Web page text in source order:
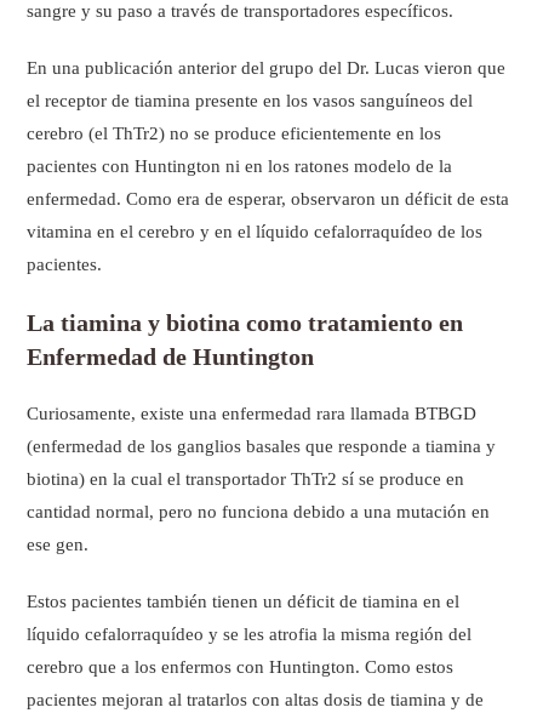
sangre y su paso a través de transportadores específicos.
En una publicación anterior del grupo del Dr. Lucas vieron que
el receptor de tiamina presente en los vasos sanguíneos del
cerebro (el ThTr2) no se produce eficientemente en los
pacientes con Huntington ni en los ratones modelo de la
enfermedad. Como era de esperar, observaron un déficit de esta
vitamina en el cerebro y en el líquido cefalorraquídeo de los
pacientes.
La tiamina y biotina como tratamiento en
Enfermedad de Huntington
Curiosamente, existe una enfermedad rara llamada BTBGD
(enfermedad de los ganglios basales que responde a tiamina y
biotina) en la cual el transportador ThTr2 sí se produce en
cantidad normal, pero no funciona debido a una mutación en
ese gen.
Estos pacientes también tienen un déficit de tiamina en el
líquido cefalorraquídeo y se les atrofia la misma región del
cerebro que a los enfermos con Huntington. Como estos
pacientes mejoran al tratarlos con altas dosis de tiamina y de